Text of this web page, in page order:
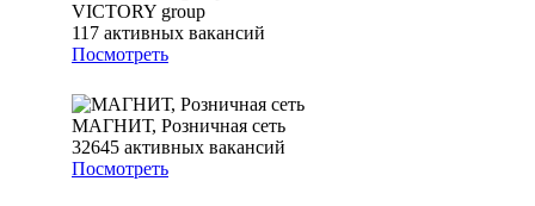
VICTORY group
117 активных вакансий
Посмотреть
МАГНИТ, Розничная сеть
32645 активных вакансий
Посмотреть